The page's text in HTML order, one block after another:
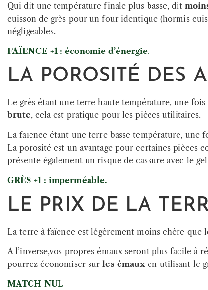
Qui dit une température finale plus basse, dit
cuisson de grès pour un four identique (hormis
négligeables.
FAÏENCE +1 : économie d’énergie.
LA POROSITÉ DES
Le grès étant une terre haute température, une
brute, cela est pratique pour les pièces utilitaires.
La faïence étant une terre basse température, une
La porosité est un avantage pour certaines pièces
présente également un risque de cassure avec le gel.
GRÈS +1 : imperméable.
LE PRIX DE LA
La terre à faïence est légèrement moins chère que
A l’inverse,vos propres émaux seront plus facile à
pourrez économiser surles émauxen utilisant le
MATCH NUL